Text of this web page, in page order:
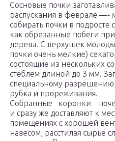
Сосновые почки
распускания в феврале —-
собирать почки в подросте
как обрезанные побеги
дерева. С верхушек
почки очень мелкие)
состоящие из нескольких
стеблем длиной до 3 мм.
специальному разрешению
рубка и прореживания.
Собранные коронки
и сразу же доставляют к
помещениях с хорошей
навесом, расстилая сырье